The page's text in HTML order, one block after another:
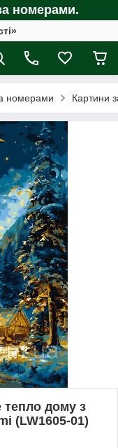
номерами.
номерами Картини
дому з
(LW1605-01)